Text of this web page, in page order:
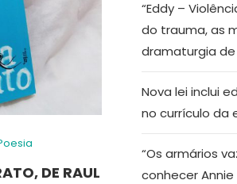
DE RAUL
“Eddy –
do trauma, as
dramaturgia de
Nova lei inclui
no currículo da
“Os armários
conhecer